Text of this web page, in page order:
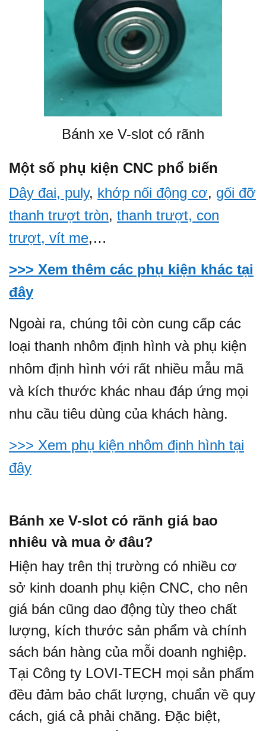
Bánh xe V-slot có rãnh
Một số phụ kiện CNC phổ biến
Dây đai, puly, khớp nối động cơ, gối đỡ
thanh trượt tròn, thanh trượt, con
trượt, vít me,…
>>> Xem thêm các phụ kiện khác tại
đây
Ngoài ra, chúng tôi còn cung cấp các
loại thanh nhôm định hình và phụ kiện
nhôm định hình với rất nhiều mẫu mã
và kích thước khác nhau đáp ứng mọi
nhu cầu tiêu dùng của khách hàng.
>>> Xem phụ kiện nhôm định hình tại
đây
Bánh xe V-slot có rãnh giá bao
nhiêu và mua ở đâu?
Hiện hay trên thị trường có nhiều cơ
sở kinh doanh phụ kiện CNC, cho nên
giá bán cũng dao động tùy theo chất
lượng, kích thước sản phẩm và chính
sách bán hàng của mỗi doanh nghiệp.
Tại Công ty LOVI-TECH mọi sản phẩm
đều đảm bảo chất lượng, chuẩn về quy
cách, giá cả phải chăng. Đặc biệt,